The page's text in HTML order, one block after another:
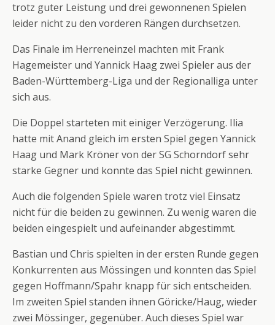
trotz guter Leistung und drei gewonnenen Spielen
leider nicht zu den vorderen Rängen durchsetzen.
Das Finale im Herreneinzel machten mit Frank
Hagemeister und Yannick Haag zwei Spieler aus der
Baden-Württemberg-Liga und der Regionalliga unter
sich aus.
Die Doppel starteten mit einiger Verzögerung. Ilia
hatte mit Anand gleich im ersten Spiel gegen Yannick
Haag und Mark Kröner von der SG Schorndorf sehr
starke Gegner und konnte das Spiel nicht gewinnen.
Auch die folgenden Spiele waren trotz viel Einsatz
nicht für die beiden zu gewinnen. Zu wenig waren die
beiden eingespielt und aufeinander abgestimmt.
Bastian und Chris spielten in der ersten Runde gegen
Konkurrenten aus Mössingen und konnten das Spiel
gegen Hoffmann/Spahr knapp für sich entscheiden.
Im zweiten Spiel standen ihnen Göricke/Haug, wieder
zwei Mössinger, gegenüber. Auch dieses Spiel war